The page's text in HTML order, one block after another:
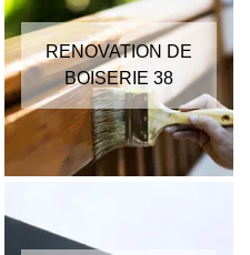
RENOVATION DE
BOISERIE 38